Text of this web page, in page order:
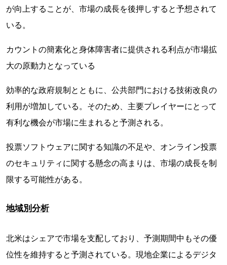
が向上することが、市場の成長を後押しすると予想されて
いる。
カウントの簡素化と身体障害者に提供される利点が市場拡
大の原動力となっている
効率的な政府規制とともに、公共部門における技術改良の
利用が増加している。そのため、主要プレイヤーにとって
有利な機会が市場に生まれると予測される。
投票ソフトウェアに関する知識の不足や、オンライン投票
のセキュリティに関する懸念の高まりは、市場の成長を制
限する可能性がある。
地域別分析
北米はシェアで市場を支配しており、予測期間中もその優
位性を維持すると予測されている。現地企業によるデジタ